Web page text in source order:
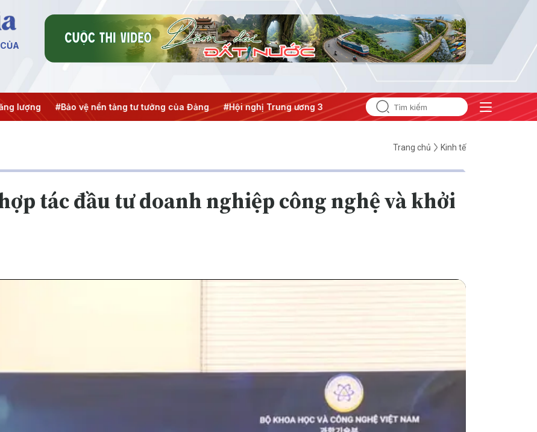
#Bảo vệ nền tảng tư tưởng của Đảng #Hội nghị Trung ương 3 #Đưa Nghị quyết thành hành động
Trang chủ Kinh tế
tác đầu tư doanh nghiệp công nghệ và khởi